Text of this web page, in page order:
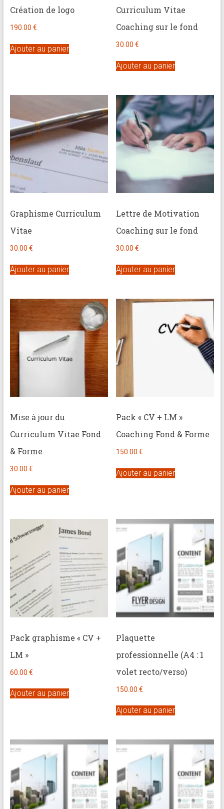
Création de logo
190.00 €
Ajouter au panier
Curriculum Vitae
Coaching sur le fond
30.00€
Ajouter au panier
Graphisme Curriculum
Vitae
30.00 €
Ajouter au panier
Lettre de Motivation
Coaching sur le fond
30.00€
Ajouter au panier
Mise à jour du
Curriculum Vitae Fond
& Forme
30.00 €
Ajouter au panier
Pack « CV + LM »
Coaching Fond & Forme
150.00€
Ajouter au panier
Pack graphisme « CV +
LM »
60.00 €
Ajouter au panier
Plaquette
professionnelle (A4 : 1
volet recto/verso)
150.00€
Ajouter au panier